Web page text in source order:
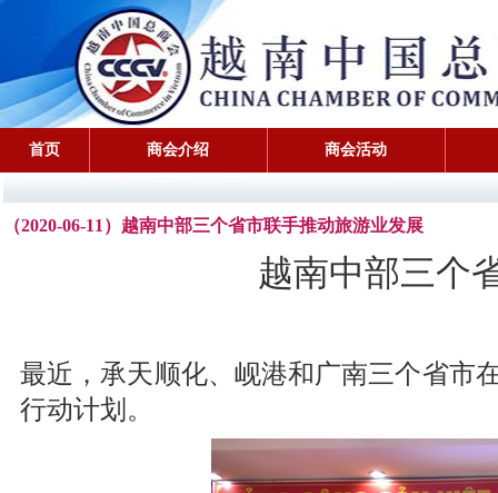
首页 商会介绍 商会活动
（2020-06-11）越南中部三个省市联手推动旅游业发展
越南中部三个
最近，承天顺化、岘港和广南三个省市
行动计划。